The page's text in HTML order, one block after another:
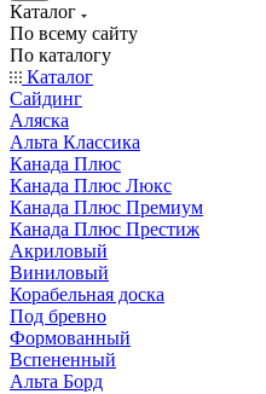
Каталог
По всему сайту
По каталогу
Каталог
Сайдинг
Аляска
Альта Классика
Канада Плюс
Канада Плюс Люкс
Канада Плюс Премиум
Канада Плюс Престиж
Акриловый
Виниловый
Корабельная доска
Под бревно
Формованный
Вспененный
Альта Борд